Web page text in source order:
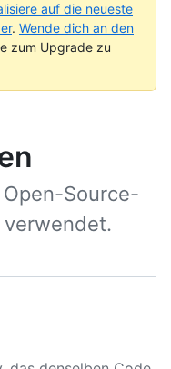
auf die neueste
. Wende dich an den
zum Upgrade zu
Source-
verwendet.